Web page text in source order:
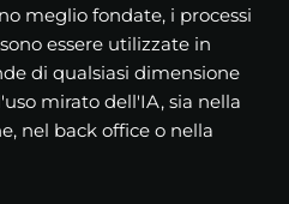
meglio fondate, i processi
essere utilizzate in
di qualsiasi dimensione
mirato dell'IA, sia nella
nel back office o nella